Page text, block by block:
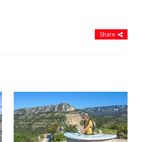
Share